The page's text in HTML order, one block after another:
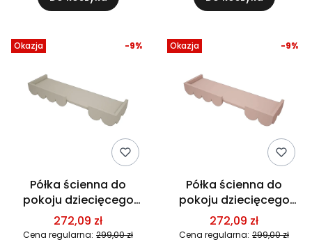
Okazja
Półka ścienna do
pokoju dziecięcego
Babushka - Oliwkowa
272,09 zł
Cena regularna: 299,00 zł
-9% Okazja
Półka ścienna do
pokoju dziecięcego
Babushka - Różowa
272,09 zł
Cena regularna: 299,00 zł
-9%